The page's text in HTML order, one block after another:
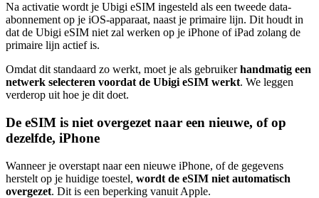
Na activatie wordt je Ubigi eSIM ingesteld als een tweede data-
abonnement op je iOS-apparaat, naast je primaire lijn. Dit houdt in
dat de Ubigi eSIM niet zal werken op je iPhone of iPad zolang de
primaire lijn actief is.
Omdat dit standaard zo werkt, moet je als gebruikerhandmatig een
netwerk selecteren voordat de Ubigi eSIM werkt. We leggen
verderop uit hoe je dit doet.
De eSIM is niet overgezet naar een nieuwe, of op
dezelfde, iPhone
Wanneer je overstapt naar een nieuwe iPhone, of de gegevens
herstelt op je huidige toestel, wordt de eSIM niet automatisch
overgezet. Dit is een beperking vanuit Apple.